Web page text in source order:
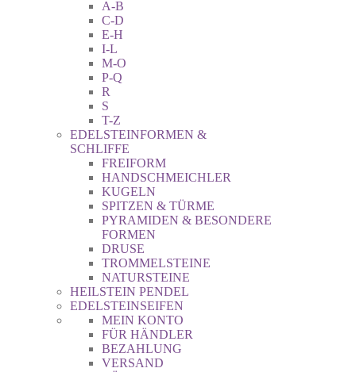
A-B
C-D
E-H
I-L
M-O
P-Q
R
S
T-Z
EDELSTEINFORMEN &
SCHLIFFE
FREIFORM
HANDSCHMEICHLER
KUGELN
SPITZEN & TÜRME
PYRAMIDEN & BESONDERE
FORMEN
DRUSE
TROMMELSTEINE
NATURSTEINE
HEILSTEIN PENDEL
EDELSTEINSEIFEN
MEIN KONTO
FÜR HÄNDLER
BEZAHLUNG
VERSAND